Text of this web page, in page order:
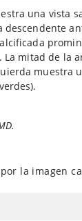
una vista
descendente
La mitad de la
muestra
la imagen